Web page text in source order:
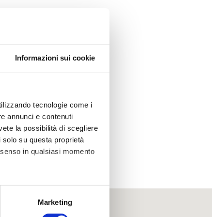
Informazioni sui cookie
tecnologie come i
annunci e contenuti
la possibilità di scegliere
su questa proprietà
in qualsiasi momento
metro,Marketing